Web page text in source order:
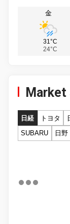
金
31°C
24°C
日経 トヨタ
SUBARU
日野